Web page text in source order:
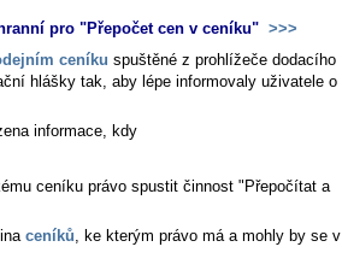
pro "Přepočet cen v ceníku" >>>
ceníku spuštěné z prohlížeče dodacího
hlášky tak, aby lépe informovaly uživatele o
informace, kdy
ceníku právo spustit činnost "Přepočítat a
ceníků, ke kterým právo má a mohly by se v